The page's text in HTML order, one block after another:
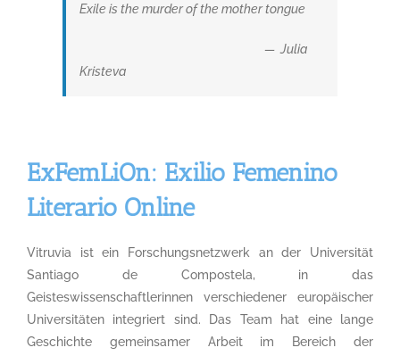
Exile is the murder of the mother tongue
— Julia
Kristeva
ExFemLiOn: Exilio Femenino
Literario Online
Vitruvia ist ein Forschungsnetzwerk an der Universität
Santiago de Compostela, in das
Geisteswissenschaftlerinnen verschiedener europäischer
Universitäten integriert sind. Das Team hat eine lange
Geschichte gemeinsamer Arbeit im Bereich der